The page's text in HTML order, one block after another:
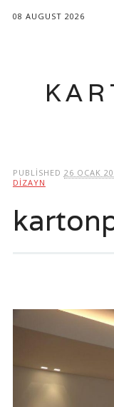
08 AUGUST 2026
content
PUBLISHED 26 OCAK
DIZAYN